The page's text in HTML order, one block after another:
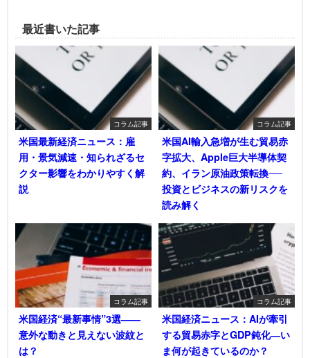
最近書いた記事
コラム記事
米国最新経済ニュース：雇
用・景気減速・知られざるセ
クター影響をわかりやすく解
説
コラム記事
米国AI輸入急増が生む貿易赤
字拡大、Apple巨大半導体契
約、イラン原油政策転換──
投資とビジネスの新リスクを
読み解く
コラム記事
米国経済“最新事情”3選――
意外な動きと見えない波紋と
は？
コラム記事
米国経済ニュース：AIが牽引
する貿易赤字とGDP鈍化―い
ま何が起きているのか？